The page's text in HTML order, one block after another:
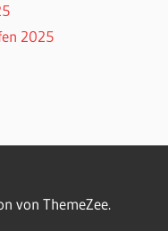
2025
von ThemeZee.